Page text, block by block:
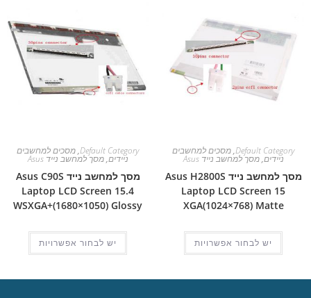
Default Category
,מסכים למחשבים
ניידים,מסך למחשב נייד Asus
מסך למחשב נייד Asus H2800S
Laptop LCD Screen 15
XGA(1024×768) Matte
יש לבחור אפשרויות
Default Category
,מסכים למחשבים
ניידים,מסך למחשב נייד Asus
מסך למחשב נייד Asus C90S
Laptop LCD Screen 15.4
WSXGA+(1680×1050) Glossy
יש לבחור אפשרויות